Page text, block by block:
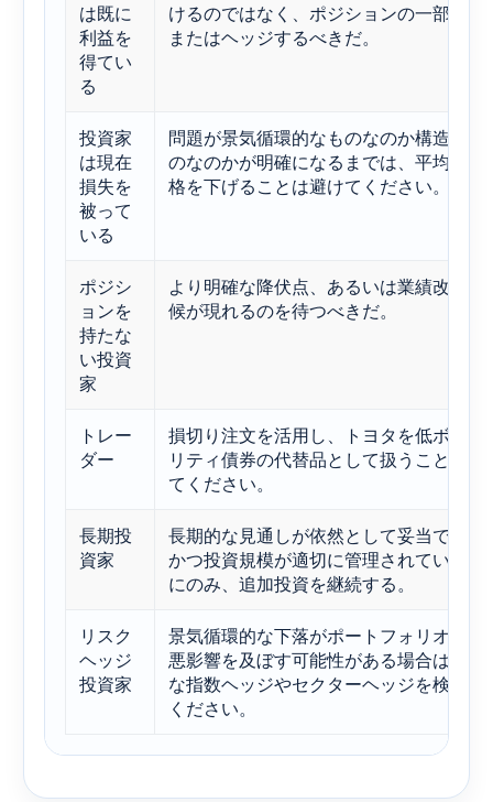
は既に
利益を
得てい
る
けるのではなく、ポジションの一部を縮
またはヘッジするべきだ。
投資家
は現在
損失を
被って
いる
問題が景気循環的なものなのか構造的な
のなのかが明確になるまでは、平均取得
格を下げることは避けてください。
ポジシ
ョンを
持たな
い投資
家
より明確な降伏点、あるいは業績改善の
候が現れるのを待つべきだ。
トレー
ダー
損切り注文を活用し、トヨタを低ボラテ
リティ債券の代替品として扱うことは避
てください。
長期投
資家
長期的な見通しが依然として妥当であり
かつ投資規模が適切に管理されている場
にのみ、追加投資を継続する。
リスク
ヘッジ
投資家
景気循環的な下落がポートフォリオ全体
悪影響を及ぼす可能性がある場合は、単
な指数ヘッジやセクターヘッジを検討し
ください。